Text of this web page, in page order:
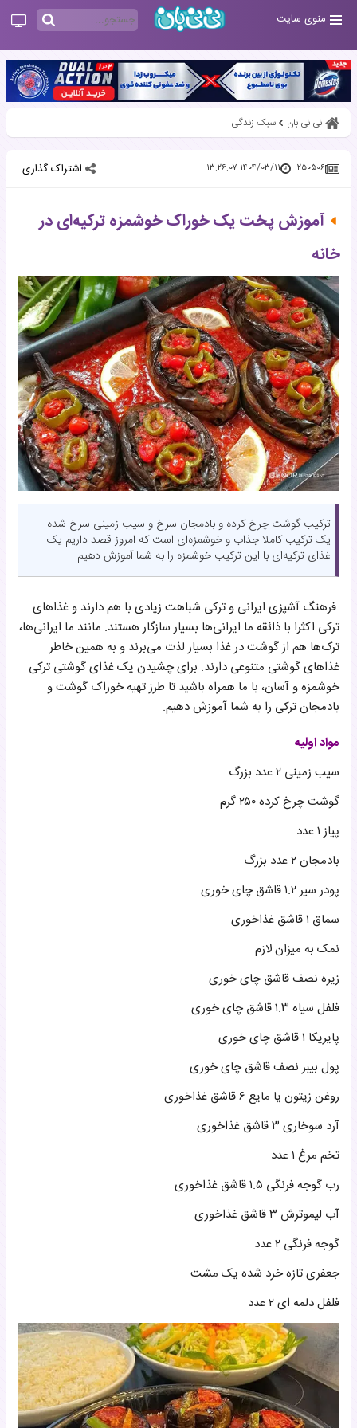
منوی سایت
نی نی بان سبک زندگی
۲۵۰۵۰۶ ۱۴۰۴/۰۳/۱۱ ۱۳:۲۶:۰۷ اشتراک گذاری
آموزش پخت یک خوراک خوشمزه ترکیه‌ای در
خانه
ترکیب گوشت چرخ کرده و بادمجان سرخ و سیب زمینی سرخ شده
یک ترکیب کاملا جذاب و خوشمزه‌ای است که امروز قصد داریم یک
غذای ترکیه‌ای با این ترکیب خوشمزه را به شما آموزش دهیم.
فرهنگ آشپزی ایرانی و ترکی شباهت زیادی با هم دارند و غذاهای
ترکی اکثرا با ذائقه‌ ما ایرانی‌ها بسیار سازگار هستند. مانند ما ایرانی‌ها،
ترک‌ها هم از گوشت در غذا بسیار لذت می‌برند و به همین خاطر
غذاهای گوشتی متنوعی دارند. برای چشیدن یک غذای گوشتی ترکی
خوشمزه و آسان، با ما همراه باشید تا طرز تهیه خوراک گوشت و
بادمجان ترکی را به شما آموزش دهیم.
مواد اولیه
سیب زمینی ۲ عدد بزرگ
گوشت چرخ کرده ۲۵۰ گرم
پیاز ۱ عدد
بادمجان ۲ عدد بزرگ
پودر سیر ۱.۲ قاشق چای خوری
سماق ۱ قاشق غذاخوری
نمک به میزان لازم
زیره نصف قاشق چای خوری
فلفل سیاه ۱.۳ قاشق چای خوری
پایریکا ۱ قاشق چای خوری
پول بیبر نصف قاشق چای خوری
روغن زیتون یا مایع ۶ قاشق غذاخوری
آرد سوخاری ۳ قاشق غذاخوری
تخم مرغ ۱ عدد
رب گوجه فرنگی ۱.۵ قاشق غذاخوری
آب لیموترش ۳ قاشق غذاخوری
گوجه فرنگی ۲ عدد
جعفری تازه خرد شده یک مشت
فلفل دلمه ای ۲ عدد